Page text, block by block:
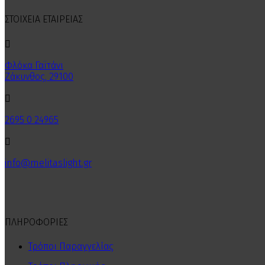
ΣΤΟΙΧΕΙΑ ΕΤΑΙΡΕΙΑΣ

Φλόκα Γαϊτάνι
Ζάκυνθος, 29100

2695 0 24965

info@melitaslight.gr
ΠΛΗΡΟΦΟΡΙΕΣ
Τρόποι Παραγγελίας